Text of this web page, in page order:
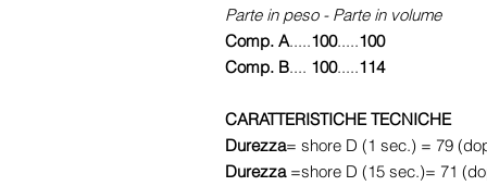
Parte in peso - Parte in volume
Comp. A.....100.....100
Comp. B.... 100.....114
CARATTERISTICHE TECNICHE
Durezza= shore D (1 sec.) = 79
Durezza=shore D (15 sec.)= 71